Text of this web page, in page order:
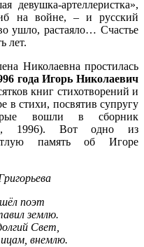
девушка-артеллеристка»,
на войне, – и русский
ушло, растаяло… Счастье
лет.
Николаевна простилась
года Игорь Николаевич
книг стихотворений и
в стихи, посвятив супругу
вошли в сборник
1996). Вот одно из
память об Игоре
поэт
землю.
Свет,
внемлю.